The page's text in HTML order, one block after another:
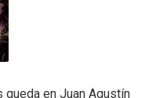
en Juan Agustín